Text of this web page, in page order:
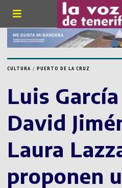
CULTURA / PUERTO DE LA CRUZ
Luis
David
Laura
proponen